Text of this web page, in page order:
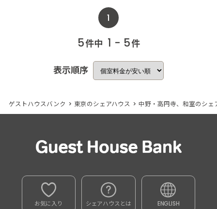
1
5件中 1 - 5件
表示順序
ゲストハウスバンク > 東京のシェアハウス > 中野・高円寺、和室のシェ
お気に入り シェアハウスとは ENGLISH